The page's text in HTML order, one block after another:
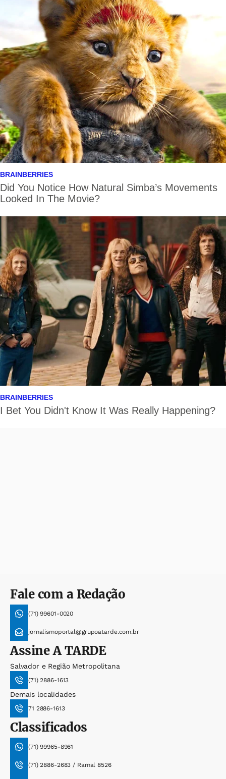
Fale com a Redação
(71) 99601-0020
jornalismoportal@grupoatarde.com.br
AssineA TARDE
Salvador e Região Metropolitana
(71) 2886-1613
Demais localidades
71 2886-1613
Classificados
(71) 99965-8961
(71) 2886-2683 / Ramal 8526